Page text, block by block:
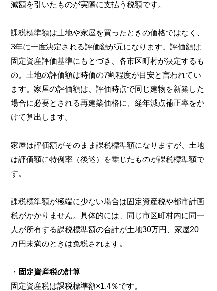
減額を引いたものが実際に支払う税額です。
課税標準額は土地や家屋を買ったときの価格ではなく、
3年に一度決定される評価額が元になります。評価額は
固定資産評価基準にもとづき、各市区町村が決定するも
の。土地の評価額は時価の7割程度が目安と言われてい
ます。家屋の評価額は、評価時点で同じ建物を新築した
場合に必要とされる再建築価格に、経年減点補正率をか
けて算出します。
家屋は評価額がそのまま課税標準額になりますが、土地
は評価額に特例率（後述）を乗じたものが課税標準額で
す。
課税標準額が極端に少ない場合は固定資産税や都市計画
税がかかりません。具体的には、同じ市区町村内に同一
人が所有する課税標準額の合計が土地30万円、家屋20
万円未満のときは免税されます。
・固定資産税の計算
固定資産税は課税標準額×1.4％です。